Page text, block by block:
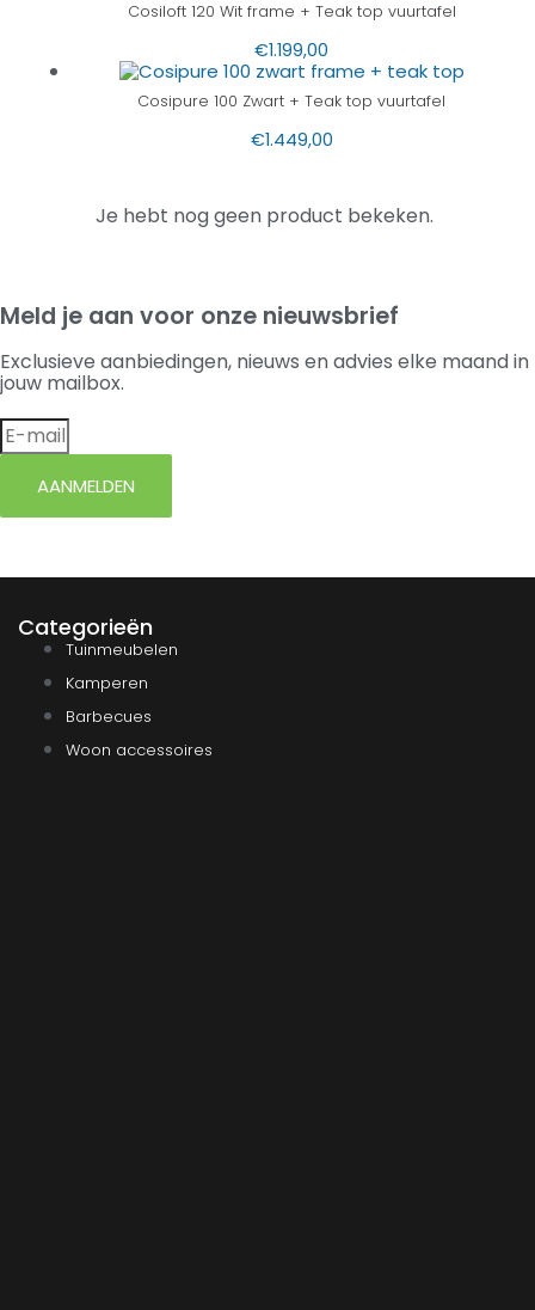
Cosiloft 120 Wit frame + Teak top vuurtafel
€1.199,00
Cosipure 100 Zwart + Teak top vuurtafel
€1.449,00
Je hebt nog geen product bekeken.
Meld je aan voor onze nieuwsbrief
Exclusieve aanbiedingen, nieuws en advies elke maand in
jouw mailbox.
AANMELDEN
Categorieën
Tuinmeubelen
Kamperen
Barbecues
Woon accessoires